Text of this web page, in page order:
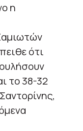
ότι
το 38-32